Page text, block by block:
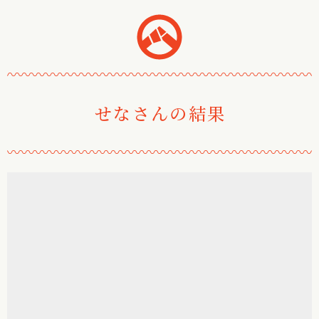
〰〰〰〰〰〰〰〰〰〰〰〰〰〰〰〰〰〰〰〰〰
せなさんの結果
〰〰〰〰〰〰〰〰〰〰〰〰〰〰〰〰〰〰〰〰〰